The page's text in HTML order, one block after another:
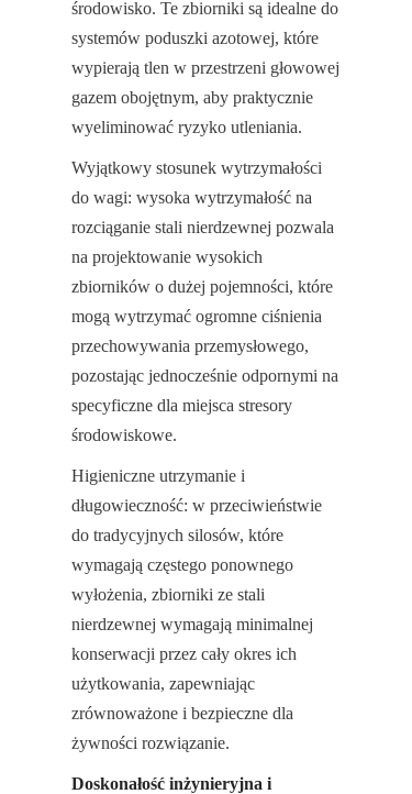
środowisko. Te zbiorniki są idealne do
systemów poduszki azotowej, które
wypierają tlen w przestrzeni głowowej
gazem obojętnym, aby praktycznie
wyeliminować ryzyko utleniania.
Wyjątkowy stosunek wytrzymałości
do wagi: wysoka wytrzymałość na
rozciąganie stali nierdzewnej pozwala
na projektowanie wysokich
zbiorników o dużej pojemności, które
mogą wytrzymać ogromne ciśnienia
przechowywania przemysłowego,
pozostając jednocześnie odpornymi na
specyficzne dla miejsca stresory
środowiskowe.
Higieniczne utrzymanie i
długowieczność: w przeciwieństwie
do tradycyjnych silosów, które
wymagają częstego ponownego
wyłożenia, zbiorniki ze stali
nierdzewnej wymagają minimalnej
konserwacji przez cały okres ich
użytkowania, zapewniając
zrównoważone i bezpieczne dla
żywności rozwiązanie.
Doskonałość inżynieryjna i